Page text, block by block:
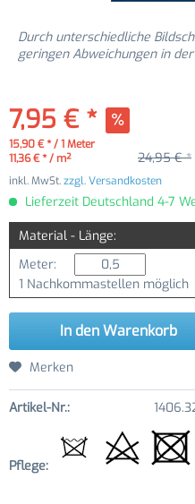
Durch unterschiedliche
geringen Abweichungen in
7,95 € *
15,90 € * / 1 Meter
11,36 € * / m²
24,95 € *
inkl. MwSt.zzgl. Versandkosten
Lieferzeit Deutschland 4-7
Material - Länge:
Meter:
1 Nachkommastellen möglich
In den Warenkorb
Merken
Artikel-Nr.:
Pflege: